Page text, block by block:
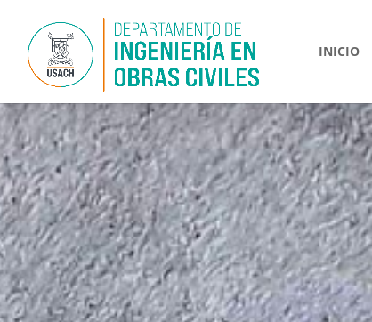
INICIO